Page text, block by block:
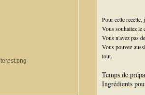
Pour cette
Vous souhaitez le
Vous n'avez pas
Vous pouvez
tout.
Temps de
Ingrédients